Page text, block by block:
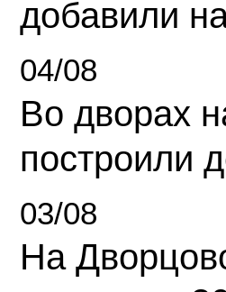
добавили
04/08
Во дворах
построили
03/08
На